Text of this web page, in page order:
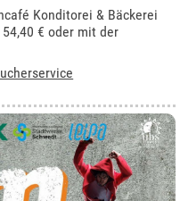
Konditorei & Bäckerei
54,40 € oder mit der